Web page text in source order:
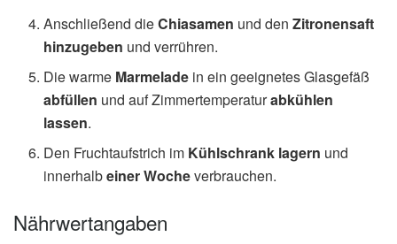
Anschließend dieChiasamen und denZitronensaft
hinzugeben und verrühren.
Die warme Marmelade in ein geeignetes Glasgefäß
abfüllen und auf Zimmertemperaturabkühlen
lassen.
Den Fruchtaufstrich im Kühlschrank lagern und
innerhalbeiner Wocheverbrauchen.
Nährwertangaben